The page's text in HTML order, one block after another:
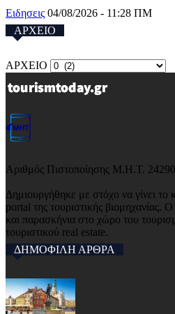
Ειδησεις 04/08/2026 - 11:28 ΠΜ
ΑΡΧΕΙΟ
ΑΡΧΕΙΟ
Αριθμός Πιστοποίησης Μ.Η.Τ.
Δημιουργήθηκε με στόχο να γίνει το
portal της τουριστικής βιομηχανίας.
και παρασκήνια στο χώρο του
τουριστικού real estate.
ΔΗΜΟΦΙΛΗ ΑΡΘΡΑ